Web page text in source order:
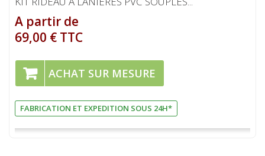
A partir de
69,00 € TTC
ACHAT SUR MESURE
FABRICATION ET EXPEDITION SOUS 24H*